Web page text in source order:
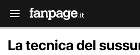
La tecnica del